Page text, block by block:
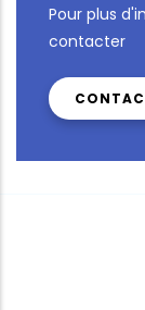
Pour plus
contacter